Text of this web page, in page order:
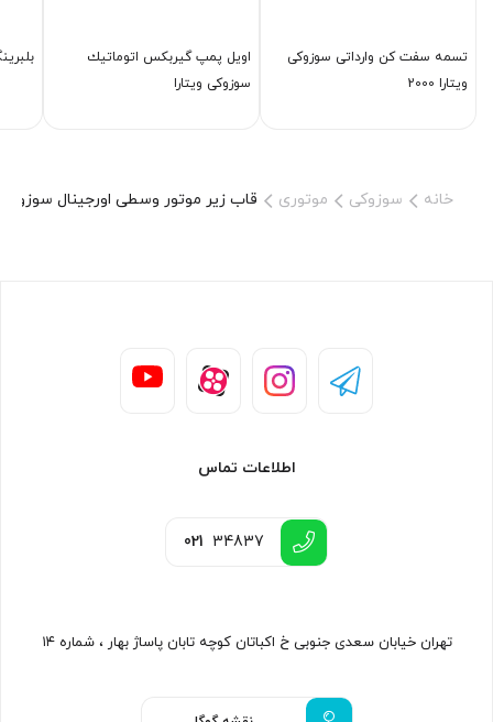
تسمه سفت كن وارداتی سوزوکی
ویتارا 2000
اویل پمپ گیربكس اتوماتیك
سوزوکی ویتارا
خانه سوزوکی موتوری قاب زیر موتور وسطی اورجینال سوزوکی
اطلاعات تماس
021 34837
تهران خیابان سعدی جنوبی خ اکباتان کوچه تابان پاساژ بهار ، شماره ۱۴